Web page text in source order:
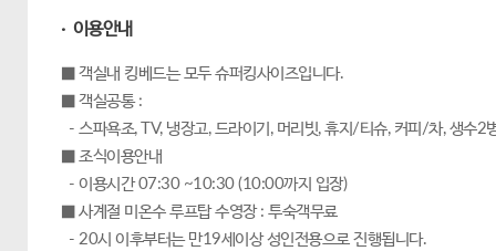
· 이용안내
■ 객실내 킹베드는 모두 슈퍼킹사이즈입니다.
■ 객실공통 :
- 스파욕조, TV, 냉장고, 드라이기, 머리빗, 휴지/티슈, 커피/차, 생수2
■ 조식이용안내
- 이용시간 07:30 ~10:30 (10:00까지 입장)
■ 사계절 미온수 루프탑 수영장 : 투숙객무료
- 20시 이후부터는 만19세이상 성인전용으로 진행됩니다.